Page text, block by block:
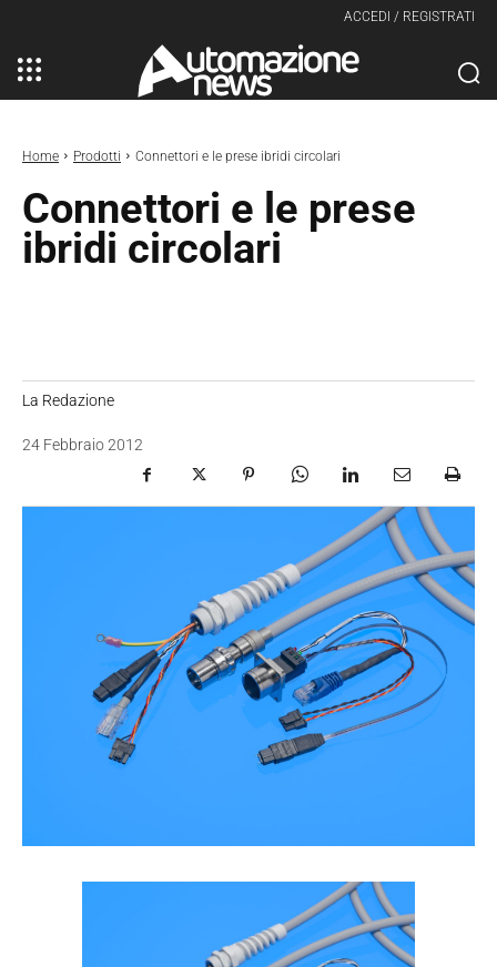
ACCEDI / REGISTRATI
Home Prodotti Connettori e le prese ibridi circolari
Connettori e le prese
ibridi circolari
La Redazione
24 Febbraio 2012